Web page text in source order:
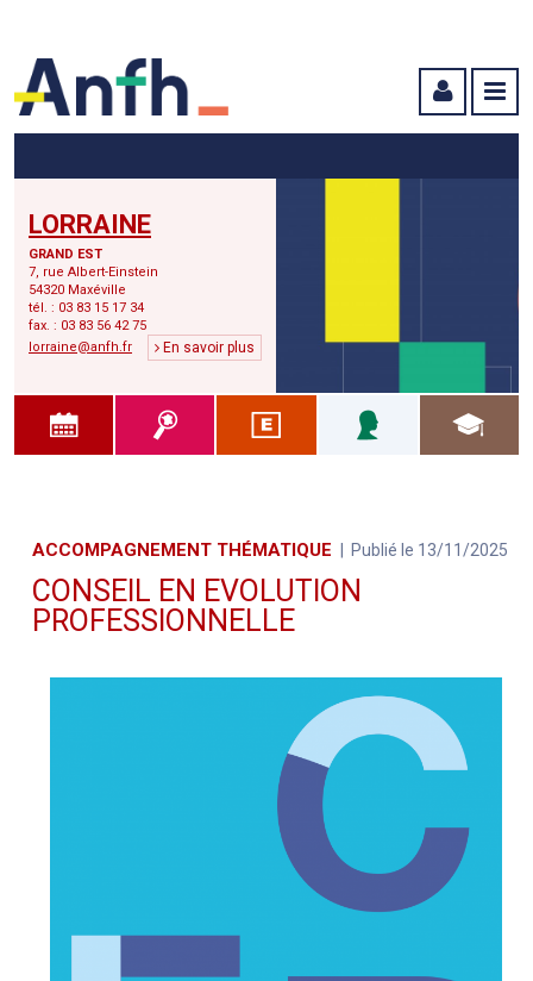
LORRAINE
GRAND EST
7, rue Albert-Einstein
54320 Maxéville
tél. : 03 83 15 17 34
fax. : 03 83 56 42 75
lorraine@anfh.fr
En savoir plus
ACCOMPAGNEMENT THÉMATIQUE Publié le 13/11/2025
CONSEIL EN EVOLUTION
PROFESSIONNELLE